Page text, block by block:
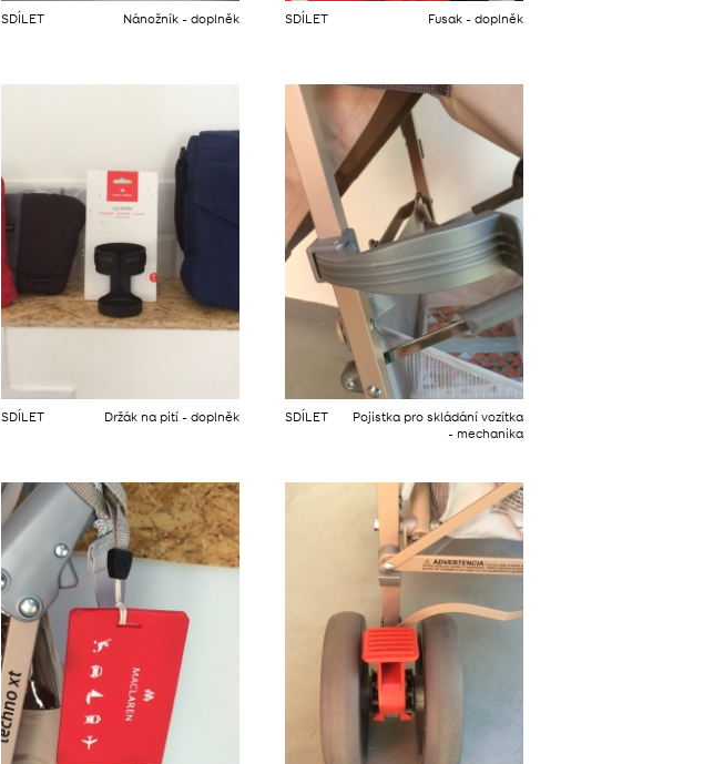
SDÍLET Nánožník - doplněk SDÍLET Fusak - doplněk
SDÍLET Držák na pití - doplněk SDÍLET
Pojistka pro skládání vozítka
- mechanika